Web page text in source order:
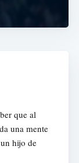
que al
una mente
hijo de